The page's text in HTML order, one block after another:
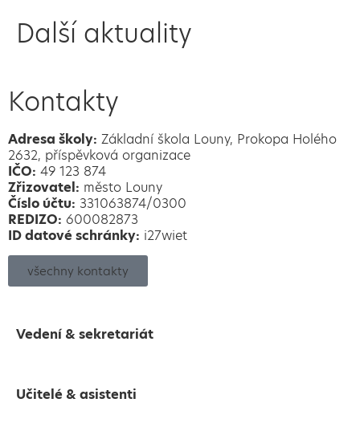
Další aktuality
Kontakty
Adresa školy: Základní škola Louny, Prokopa Holého
2632, příspěvková organizace
IČO: 49 123 874
Zřizovatel: město Louny
Číslo účtu: 331063874/0300
REDIZO: 600082873
ID datové schránky: i27wiet
všechny kontakty
Vedení & sekretariát
Učitelé & asistenti